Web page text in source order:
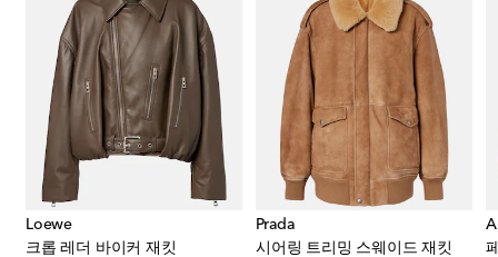
Loewe
크롭 레더 바이커 재킷
Prada
시어링 트리밍 스웨이드 재킷